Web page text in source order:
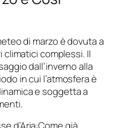
di marzo è dovuta a
complessi. Il
dall’inverno alla
in cui l’atmosfera è
e soggetta a